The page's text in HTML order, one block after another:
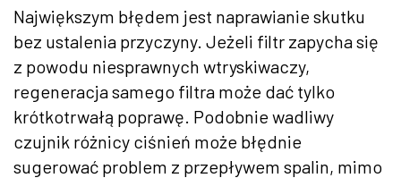
Największym błędem jest naprawianie skutku
bez ustalenia przyczyny. Jeżeli filtr zapycha się
z powodu niesprawnych wtryskiwaczy,
regeneracja samego filtra może dać tylko
krótkotrwałą poprawę. Podobnie wadliwy
czujnik różnicy ciśnień może błędnie
sugerować problem z przepływem spalin, mimo